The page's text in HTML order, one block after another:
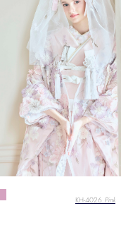
KH-4026 Pink